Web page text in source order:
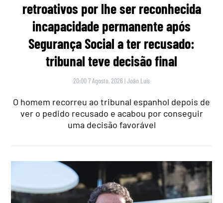
retroativos por lhe ser reconhecida
incapacidade permanente após
Segurança Social a ter recusado:
tribunal teve decisão final
20:00 7 Agosto, 2026 |João Luís
O homem recorreu ao tribunal espanhol depois de
ver o pedido recusado e acabou por conseguir
uma decisão favorável